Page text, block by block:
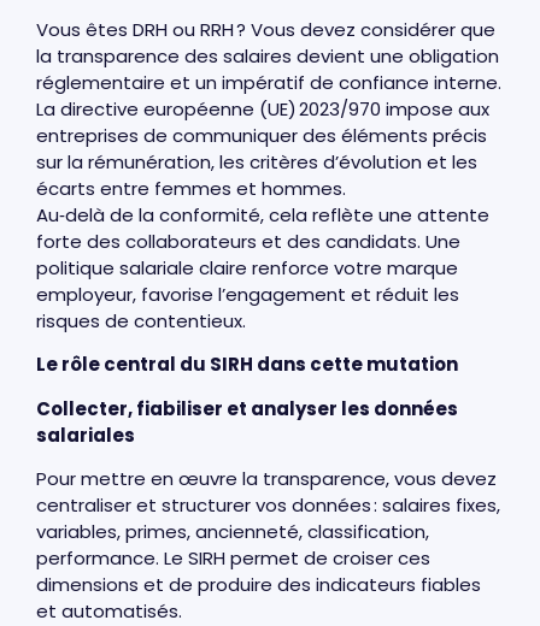
Vous êtes DRH ou RRH ? Vous devez considérer que
la transparence des salaires devient une obligation
réglementaire et un impératif de confiance interne.
La directive européenne (UE) 2023/970 impose aux
entreprises de communiquer des éléments précis
sur la rémunération, les critères d’évolution et les
écarts entre femmes et hommes.
Au‑delà de la conformité, cela reflète une attente
forte des collaborateurs et des candidats. Une
politique salariale claire renforce votre marque
employeur, favorise l’engagement et réduit les
risques de contentieux.
Le rôle central du SIRH dans cette mutation
Collecter, fiabiliser et analyser les données
salariales
Pour mettre en œuvre la transparence, vous devez
centraliser et structurer vos données : salaires fixes,
variables, primes, ancienneté, classification,
performance. Le SIRH permet de croiser ces
dimensions et de produire des indicateurs fiables
et automatisés.